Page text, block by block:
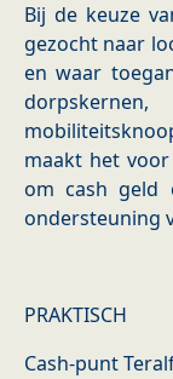
Bij de keuze
gezocht naar
en waar
maakt het
om cash geld
ondersteuning
PRAKTISCH
Cash-punt